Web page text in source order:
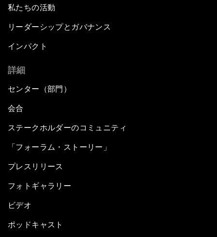
私たちの活動
リーダーシップとガバナンス
インパクト
詳細
センター（部門）
会合
ステークホルダーのコミュニティ
「フォーラム・ストーリー」
プレスリリース
フォトギャラリー
ビデオ
ポッドキャスト